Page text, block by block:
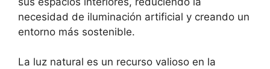
necesidad de iluminación artificial y creando un
entorno más sostenible.
La luz natural es un recurso valioso en la